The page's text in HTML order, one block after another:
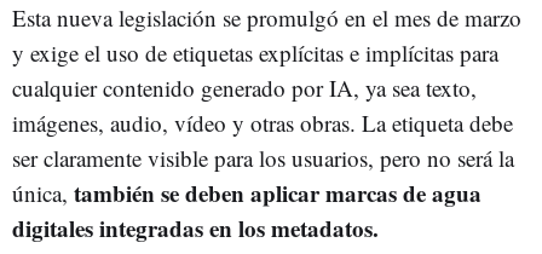
Esta nueva legislación se promulgó en el mes de marzo
y exige el uso de etiquetas explícitas e implícitas para
cualquier contenido generado por IA, ya sea texto,
imágenes, audio, vídeo y otras obras. La etiqueta debe
ser claramente visible para los usuarios, pero no será la
única, también se deben aplicar marcas de agua
digitales integradas en los metadatos.